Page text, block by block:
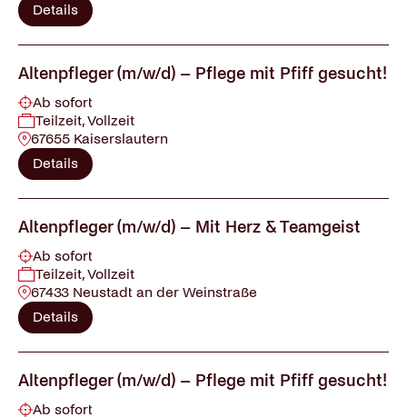
Details
Altenpfleger (m/w/d) – Pflege mit Pfiff gesucht!
Ab sofort
Teilzeit, Vollzeit
67655 Kaiserslautern
Details
Altenpfleger (m/w/d) – Mit Herz & Teamgeist
Ab sofort
Teilzeit, Vollzeit
67433 Neustadt an der Weinstraße
Details
Altenpfleger (m/w/d) – Pflege mit Pfiff gesucht!
Ab sofort